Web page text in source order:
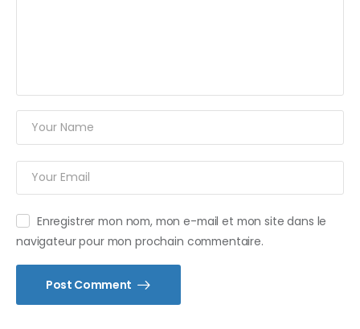
Enregistrer mon nom, mon e-mail et mon site dans le
navigateur pour mon prochain commentaire.
Post Comment